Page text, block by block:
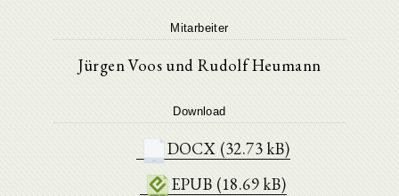
Mitarbeiter
Jürgen Voos und Rudolf Heumann
Download
DOCX (32.73 kB)
EPUB (18.69 kB)